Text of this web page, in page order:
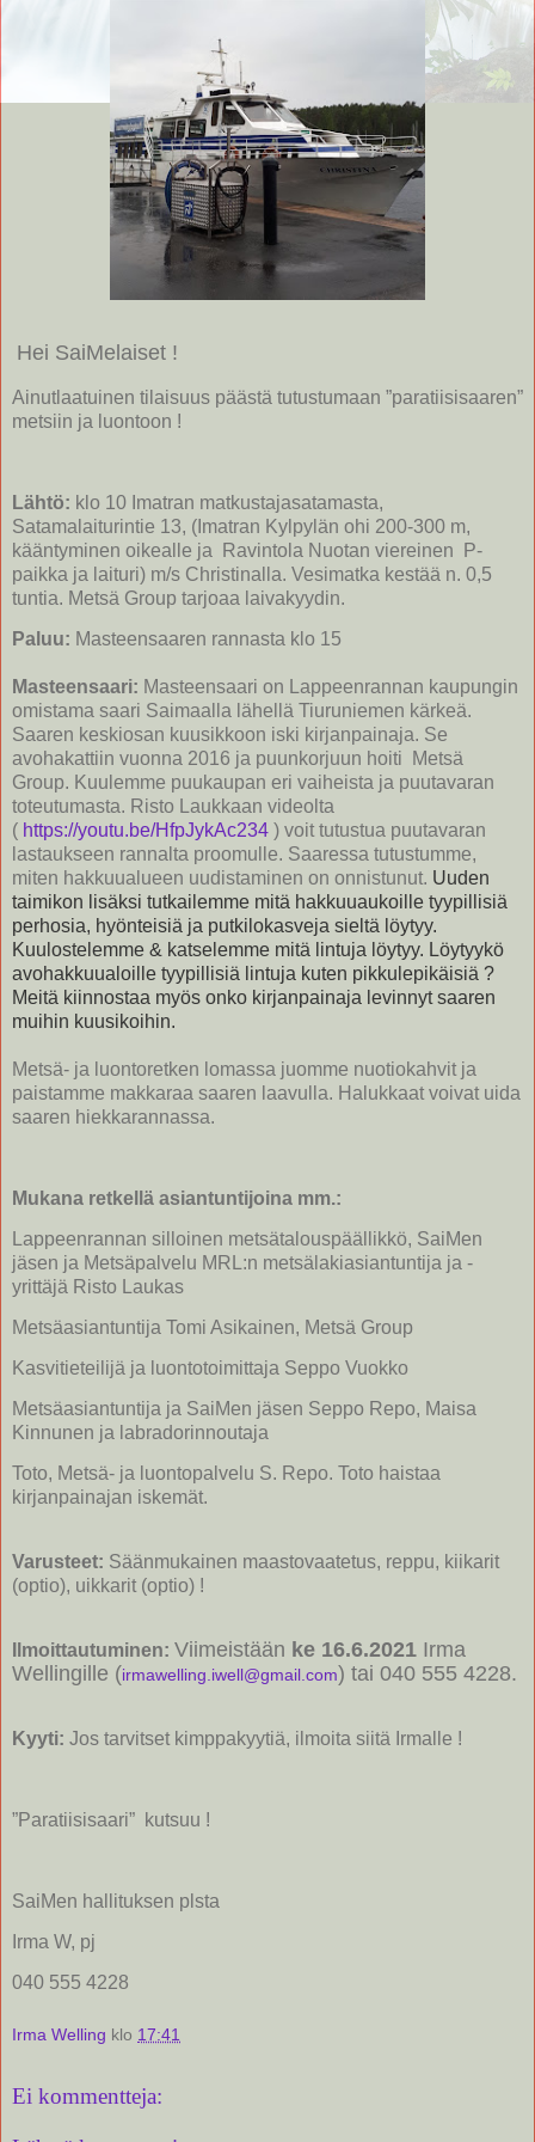
Hei SaiMelaiset !
Ainutlaatuinen tilaisuus päästä tutustumaan ”paratiisisaaren”
metsiin ja luontoon !
Lähtö: klo 10 Imatran matkustajasatamasta,
Satamalaiturintie 13, (Imatran Kylpylän ohi 200-300 m,
kääntyminen oikealle ja Ravintola Nuotan viereinen P-
paikka ja laituri) m/s Christinalla. Vesimatka kestää n. 0,5
tuntia. Metsä Group tarjoaa laivakyydin.
Paluu: Masteensaaren rannasta klo 15
Masteensaari: Masteensaari on Lappeenrannan kaupungin
omistama saari Saimaalla lähellä Tiuruniemen kärkeä.
Saaren keskiosan kuusikkoon iski kirjanpainaja. Se
avohakattiin vuonna 2016 ja puunkorjuun hoiti Metsä
Group. Kuulemme puukaupan eri vaiheista ja puutavaran
toteutumasta. Risto Laukkaan videolta
( https://youtu.be/HfpJykAc234 ) voit tutustua puutavaran
lastaukseen rannalta proomulle. Saaressa tutustumme,
miten hakkuualueen uudistaminen on onnistunut. Uuden
taimikon lisäksi tutkailemme mitä hakkuuaukoille tyypillisiä
perhosia, hyönteisiä ja putkilokasveja sieltä löytyy.
Kuulostelemme & katselemme mitä lintuja löytyy. Löytyykö
avohakkuualoille tyypillisiä lintuja kuten pikkulepikäisiä ?
Meitä kiinnostaa myös onko kirjanpainaja levinnyt saaren
muihin kuusikoihin.
Metsä- ja luontoretken lomassa juomme nuotiokahvit ja
paistamme makkaraa saaren laavulla. Halukkaat voivat uida
saaren hiekkarannassa.
Mukana retkellä asiantuntijoina mm.:
Lappeenrannan silloinen metsätalouspäällikkö, SaiMen
jäsen ja Metsäpalvelu MRL:n metsälakiasiantuntija ja -
yrittäjä Risto Laukas
Metsäasiantuntija Tomi Asikainen, Metsä Group
Kasvitieteilijä ja luontotoimittaja Seppo Vuokko
Metsäasiantuntija ja SaiMen jäsen Seppo Repo, Maisa
Kinnunen ja labradorinnoutaja
Toto, Metsä- ja luontopalvelu S. Repo. Toto haistaa
kirjanpainajan iskemät.
Varusteet: Säänmukainen maastovaatetus, reppu, kiikarit
(optio), uikkarit (optio) !
Ilmoittautuminen: Viimeistään ke 16.6.2021 Irma
Wellingille (irmawelling.iwell@gmail.com) tai 040 555 4228.
Kyyti: Jos tarvitset kimppakyytiä, ilmoita siitä Irmalle !
”Paratiisisaari” kutsuu !
SaiMen hallituksen plsta
Irma W, pj
040 555 4228
Irma Welling klo 17:41
Ei kommentteja: